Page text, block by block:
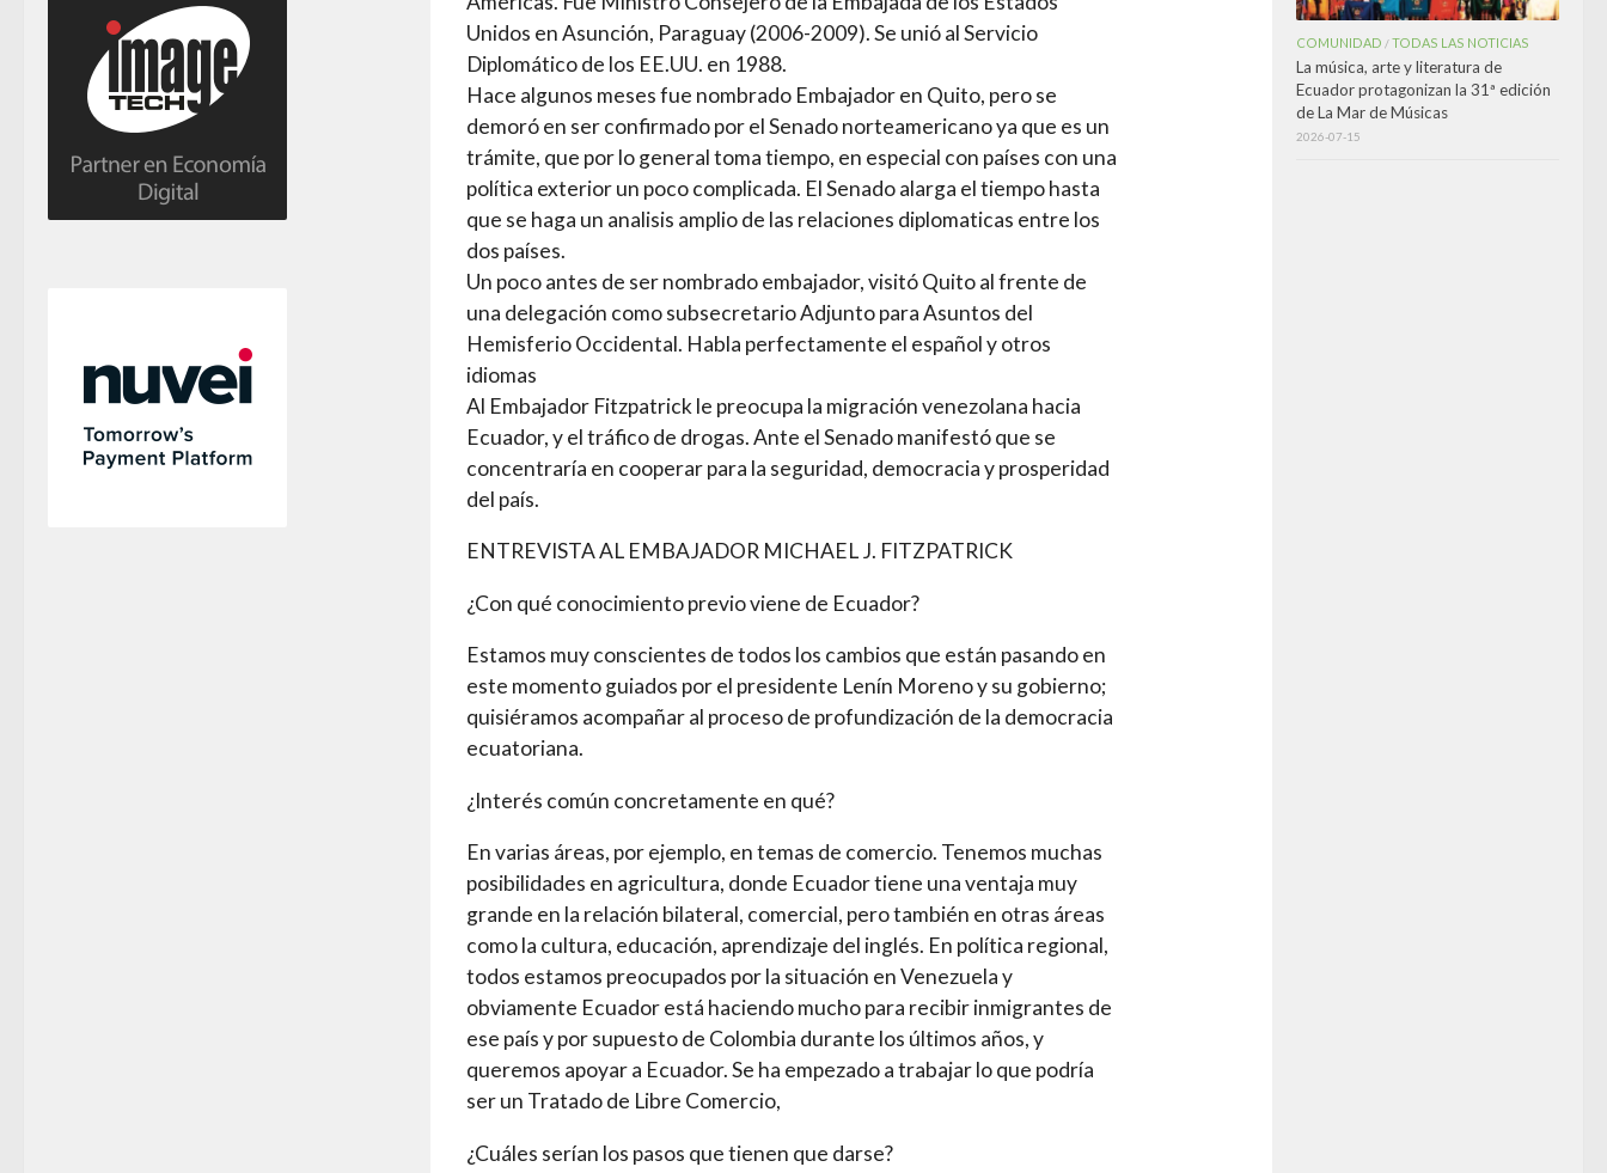
Unidos en Asunción, Paraguay (2006-2009). Se unió al Servicio
Diplomático de los EE.UU. en 1988.
Hace algunos meses fue nombrado Embajador en Quito, pero se
demoró en ser confirmado por el Senado norteamericano ya que es un
trámite, que por lo general toma tiempo, en especial con países con una
política exterior un poco complicada. El Senado alarga el tiempo hasta
que se haga un analisis amplio de las relaciones diplomaticas entre los
dos países.
Un poco antes de ser nombrado embajador, visitó Quito al frente de
una delegación como subsecretario Adjunto para Asuntos del
Hemisferio Occidental. Habla perfectamente el español y otros
idiomas
Al Embajador Fitzpatrick le preocupa la migración venezolana hacia
Ecuador, y el tráfico de drogas. Ante el Senado manifestó que se
concentraría en cooperar para la seguridad, democracia y prosperidad
del país.
ENTREVISTA AL EMBAJADOR MICHAEL J. FITZPATRICK
¿Con qué conocimiento previo viene de Ecuador?
Estamos muy conscientes de todos los cambios que están pasando en
este momento guiados por el presidente Lenín Moreno y su gobierno;
quisiéramos acompañar al proceso de profundización de la democracia
ecuatoriana.
¿Interés común concretamente en qué?
En varias áreas, por ejemplo, en temas de comercio. Tenemos muchas
posibilidades en agricultura, donde Ecuador tiene una ventaja muy
grande en la relación bilateral, comercial, pero también en otras áreas
como la cultura, educación, aprendizaje del inglés. En política regional,
todos estamos preocupados por la situación en Venezuela y
obviamente Ecuador está haciendo mucho para recibir inmigrantes de
ese país y por supuesto de Colombia durante los últimos años, y
queremos apoyar a Ecuador. Se ha empezado a trabajar lo que podría
ser un Tratado de Libre Comercio,
¿Cuáles serían los pasos que tienen que darse?
COMUNIDAD /TODAS LAS NOTICIAS
La música, arte y literatura de
Ecuador protagonizan la 31ª edición
de La Mar de Músicas
2026-07-15